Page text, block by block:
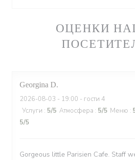
ОЦЕНКИ
Georgina D
2026-08-03 - 19:00 - гости 4
Услуги : 5/5 Атмосфера : 5/5 Меню :
5/5
Gorgeous little Parisien Cafe. Staff